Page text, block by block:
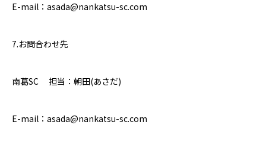
E-mail ： asada@nankatsu-sc.com
7.お問合わせ先
南葛SC 担当：朝田(あさだ)
E-mail ： asada@nankatsu-sc.com